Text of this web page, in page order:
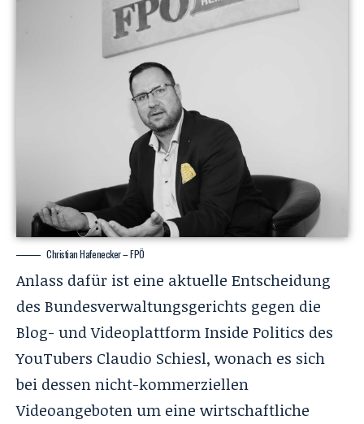
Christian Hafenecker – FPÖ
Anlass dafür ist eine aktuelle Entscheidung
des Bundesverwaltungsgerichts gegen die
Blog- und VideoplattformInside Politics des
YouTubers Claudio Schiesl, wonach es sich
bei dessen nicht-kommerziellen
Videoangeboten um eine wirtschaftliche